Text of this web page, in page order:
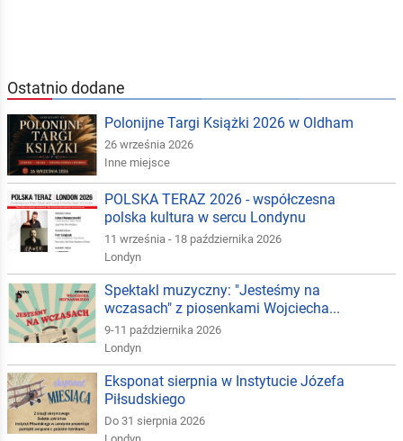
Ostatnio dodane
Polonijne Targi Książki 2026 w Oldham
26 września 2026
Inne miejsce
POLSKA TERAZ 2026 - współczesna
polska kultura w sercu Londynu
11 września - 18 października 2026
Londyn
Spektakl muzyczny: "Jesteśmy na
wczasach" z piosenkami Wojciecha...
9-11 października 2026
Londyn
Eksponat sierpnia w Instytucie Józefa
Piłsudskiego
Do 31 sierpnia 2026